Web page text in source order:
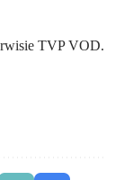
TVP VOD.